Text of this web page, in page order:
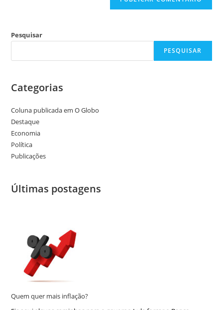
Pesquisar
PESQUISAR
Categorias
Coluna publicada em O Globo
Destaque
Economia
Política
Publicações
Últimas postagens
Quem quer mais inflação?